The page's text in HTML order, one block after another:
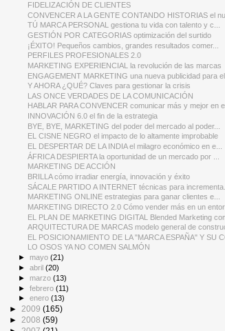
FIDELIZACIÓN DE CLIENTES
CONVENCER A LA GENTE CONTANDO HISTORIAS el
TÚ MARCA PERSONAL gestiona tu vida con talento y c...
GESTIÓN POR CATEGORIAS optimización del surtido
¡ÉXITO! Pequeños cambios, grandes resultados comer...
PERFILES PROFESIONALES 2.0
MARKETING EXPERIENCIAL la revolución de las marcas
ENGAGEMENT MARKETING una nueva publicidad para el
Y AHORA ¿QUÉ? Claves para gestionar la crisis
LAS ONCE VERDADES DE LA COMUNICACIÓN
HABLAR PARA CONVENCER comunicar más y mejor en
INNOVACIÓN 6.0 el fin de la estrategia
BYE, BYE, MARKETING del poder del mercado al poder...
EL CISNE NEGRO el impacto de lo altamente improbable
EL DESPERTAR DE LA INDIA el milagro económico en e...
ÁFRICA DESPIERTA la oportunidad de un mercado por ...
MARKETING DE ACCIÓN
BRILLA cómo irradiar energía, innovación y éxito
SÁCALE PARTIDO A INTERNET técnicas para
MARKETING ONLINE estrategias para ganar clientes e...
MARKETING DIRECTO 2.0 Cómo vender más en un
EL PLAN DE MARKETING DIGITAL Blended Marketing
ARQUITECTURA DE MARCAS modelo general de
EL POSICIONAMIENTO DE LA "MARCA ESPAÑA" Y SU
LO OSOS YA NO COMEN SALMÓN
► mayo(21)
►abril(20)
► marzo(13)
►febrero(11)
►enero(13)
► 2009 (165)
► 2008 (59)